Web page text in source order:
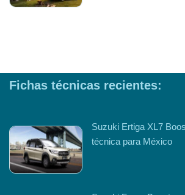
Fichas técnicas recientes:
Suzuki Ertiga XL7
técnica para México